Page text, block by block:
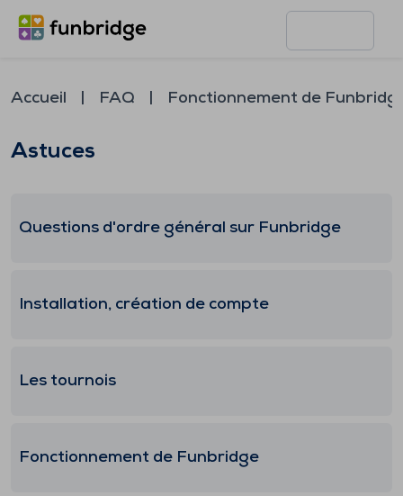
Accueil FAQ Fonctionnement de
Astuces
Questions d'ordre général sur Funbridge
Installation, création de compte
Les tournois
Fonctionnement de Funbridge